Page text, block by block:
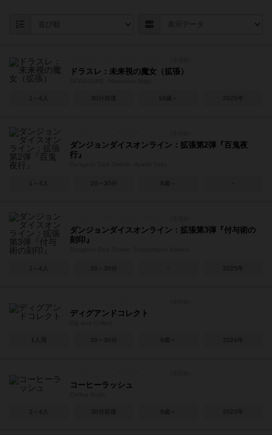
ドラスレ：未来視の魔女（拡張）
1～4人 30分前後 10歳～ 2025年
ダンジョンダイスオンライン：拡張第2弾『百鬼夜
行』
1～4人 20～30分 8歳～
ダンジョンダイスオンライン：拡張第3弾『付与術の
刻印』
1～4人 20～30分 2025年
ディグアンドコレクト
1人用 20～30分 9歳～ 2024年
コーヒーラッシュ
2～4人 30分前後 8歳～ 2023年